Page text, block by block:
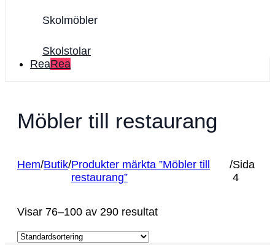
Skolmöbler
Skolstolar
Rea
Möbler till restaurang
Hem/Butik/Produkter märkta ”Möbler till
restaurang”
/Sida
4
Visar 76–100 av 290 resultat